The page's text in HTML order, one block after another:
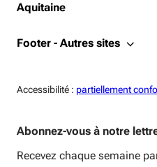
Aquitaine
Footer - Autres sites
Accessibilité : Accessiblité:
partiellement
Abonnez-vous à notre
Recevez chaque semaine